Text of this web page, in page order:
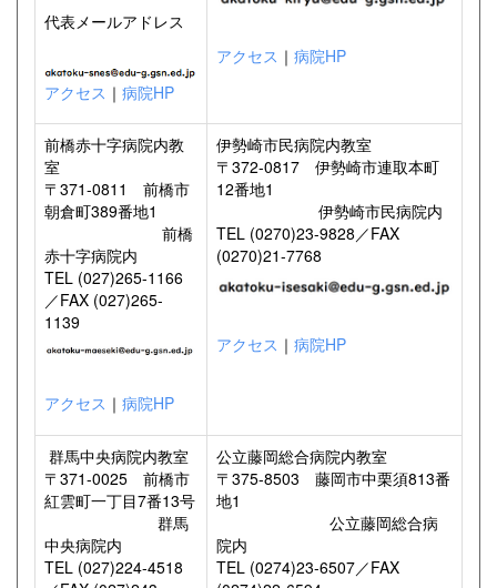
代表メールアドレス
アクセス ｜ 病院HP
アクセス ｜ 病院HP
前橋赤十字病院内教
室
〒371-0811 前橋市
朝倉町389番地1
前橋
赤十字病院内
TEL (027)265-1166
／FAX (027)265-
1139
アクセス ｜ 病院HP
伊勢崎市民病院内教室
〒372-0817 伊勢崎市連取本町
12番地1
伊勢崎市民病院内
TEL (0270)23-9828／FAX
(0270)21-7768
アクセス ｜ 病院HP
群馬中央病院内教室
〒371-0025 前橋市
紅雲町一丁目7番13号
群馬
中央病院内
TEL (027)224-4518
公立藤岡総合病院内教室
〒375-8503 藤岡市中栗須813番
地1
公立藤岡総合病
院内
TEL (0274)23-6507／FAX